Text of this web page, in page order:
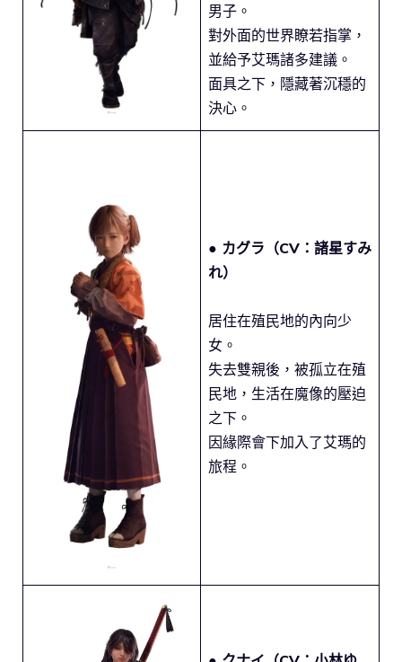
男子。
對外面的世界瞭若指掌，
並給予艾瑪諸多建議。
面具之下，隱藏著沉穩的
決心。
● カグラ（CV：諸星すみ
れ）
居住在殖民地的內向少
女。
失去雙親後，被孤立在殖
民地，生活在魔像的壓迫
之下。
因緣際會下加入了艾瑪的
旅程。